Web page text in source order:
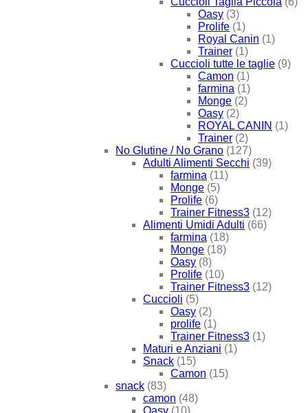
Oasy (3)
Prolife (1)
Royal Canin (1)
Trainer (1)
Cuccioli tutte le taglie (9)
Camon (1)
farmina (1)
Monge (2)
Oasy (2)
ROYAL CANIN (1)
Trainer (2)
No Glutine / No Grano (127)
Adulti Alimenti Secchi (39)
farmina (11)
Monge (5)
Prolife (6)
Trainer Fitness3 (12)
Alimenti Umidi Adulti (66)
farmina (18)
Monge (18)
Oasy (8)
Prolife (10)
Trainer Fitness3 (12)
Cuccioli (5)
Oasy (2)
prolife (1)
Trainer Fitness3 (1)
Maturi e Anziani (1)
Snack (15)
Camon (15)
snack (83)
camon (48)
Oasy (10)